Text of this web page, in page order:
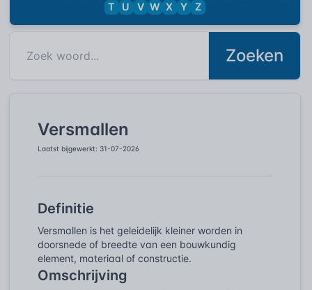
T
U V W X Y Z
Zoeken
Versmallen
Laatst bijgewerkt: 31-07-2026
Definitie
Versmallen is het geleidelijk kleiner worden in
doorsnede of breedte van een bouwkundig
element, materiaal of constructie.
Omschrijving